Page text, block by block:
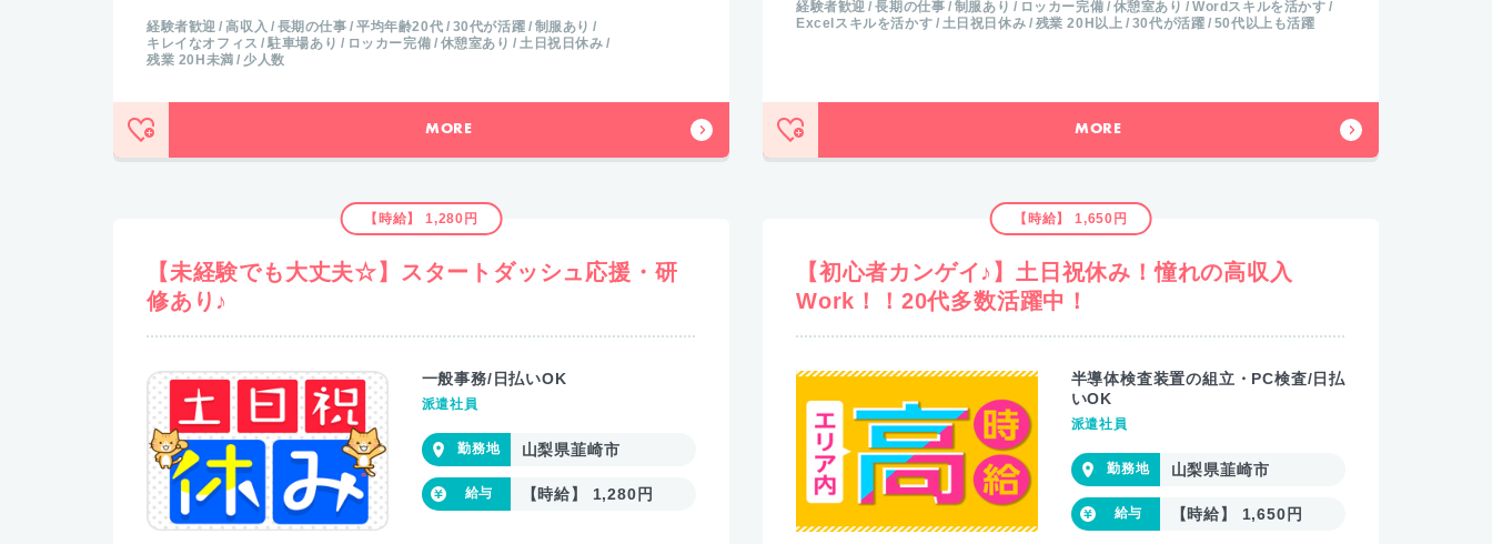
経験者歓迎 高収入 長期の仕事 平均年齢20代 30代が活躍
制服あり
キレイなオフィス
駐車場あり ロッカー完備 休憩室あり
土日祝日休み
残業 20H未満
少人数
MORE
経験者歓迎 長期の仕事 制服あり ロッカー完備 休憩室あり
Wordスキルを活かす
Excelスキルを活かす
土日祝日休み 残業 20H以上 30代が活躍 50代以上も活躍
MORE
【時給】 1,280円
【未経験でも大丈夫☆】スタートダッシュ応援・研
修あり♪
一般事務/日払いOK
派遣社員
山梨県韮崎市
【時給】 1,280円
【時給】 1,650円
【初心者カンゲイ♪】土日祝休み！憧れの高収入
Work！！20代多数活躍中！
半導体検査装置の組立・PC検査/日払
いOK
派遣社員
山梨県韮崎市
【時給】 1,650円